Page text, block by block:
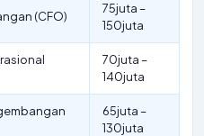
(CFO)
75juta –
150juta
70juta –
140juta
65juta –
130juta